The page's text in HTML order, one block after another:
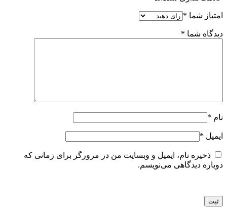
امتیاز شما *
دیدگاه شما *
نام *
ایمیل *
ذخیره نام، ایمیل و وبسایت من در مرورگر برای زمانی که
دوباره دیدگاهی می‌نویسم.